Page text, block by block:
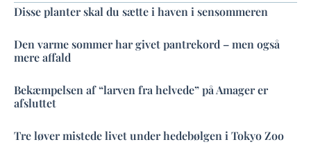
Disse planter skal du sætte i haven i sensommeren
Den varme sommer har givet pantrekord – men også
mere affald
Bekæmpelsen af “larven fra helvede” på Amager er
afsluttet
Tre løver mistede livet under hedebølgen i Tokyo Zoo